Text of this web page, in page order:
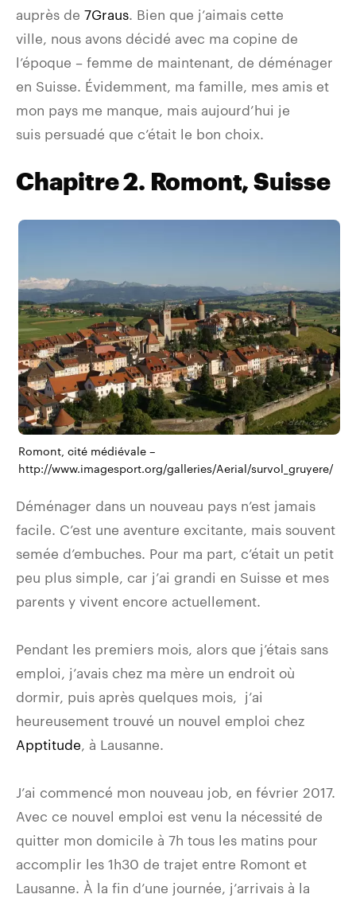
auprès de 7Graus . Bien que j’aimais cette
ville, nous avons décidé avec ma copine de
l’époque – femme de maintenant, de déménager
en Suisse. Évidemment, ma famille, mes amis et
mon pays me manque, mais aujourd’hui je
suis persuadé que c’était le bon choix.
Chapitre 2. Romont, Suisse
Romont, cité médiévale –
http://www.imagesport.org/galleries/Aerial/survol_gruyere/
Déménager dans un nouveau pays n’est jamais
facile. C’est une aventure excitante, mais souvent
semée d’embuches. Pour ma part, c’était un petit
peu plus simple, car j’ai grandi en Suisse et mes
parents y vivent encore actuellement.
Pendant les premiers mois, alors que j’étais sans
emploi, j’avais chez ma mère un endroit où
dormir, puis après quelques mois, j’ai
heureusement trouvé un nouvel emploi chez
Apptitude , à Lausanne.
J’ai commencé mon nouveau job, en février 2017.
Avec ce nouvel emploi est venu la nécessité de
quitter mon domicile à 7h tous les matins pour
accomplir les 1h30 de trajet entre Romont et
Lausanne. À la fin d’une journée, j’arrivais à la